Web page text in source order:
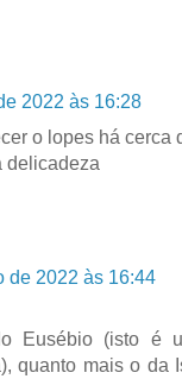
2022 às 16:28
o lopes há cerca
delicadeza
de 2022 às 16:44
Eusébio (isto é
quanto mais o da